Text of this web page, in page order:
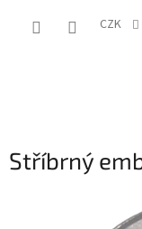
CZK
Stříbrný